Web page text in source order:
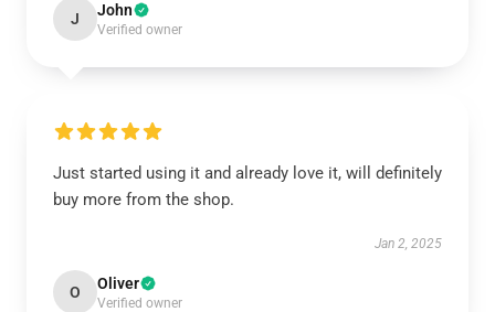
J John
Verified owner
Just started using it and already love it, will definitely
buy more from the shop.
Jan 2, 2025
O Oliver
Verified owner